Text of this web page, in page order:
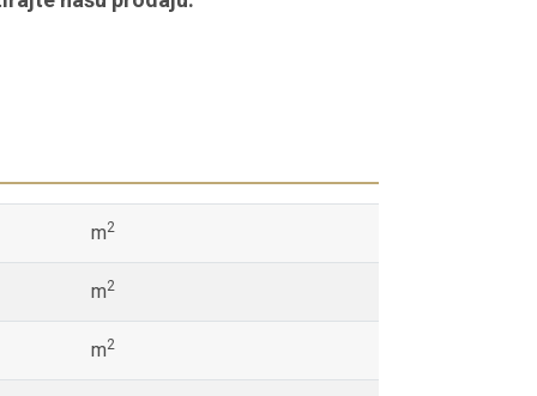
m2
m2
m2